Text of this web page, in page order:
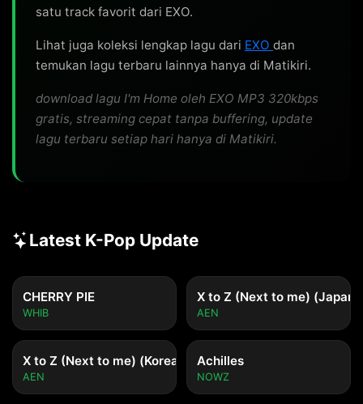
satu track favorit dari EXO.
Lihat juga koleksi lengkap lagu dari EXO dan
temukan lagu terbaru lainnya hanya di Matikiri.
download lagu I'm Home oleh EXO MP3 320kbps
gratis, streaming cepat tanpa buffering, update
lagu terbaru setiap hari hanya di Matikiri.
Latest K-Pop Update
CHERRY PIE
WHIB
X to Z (Next to me)
AEN
X to Z (Next to me) (Korean ver.)
AEN
Achilles
NOWZ